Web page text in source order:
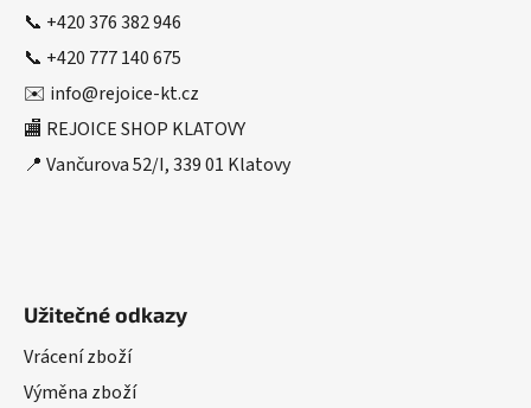
📞 +420 376 382 946
📞 +420 777 140 675
✉️ info@rejoice-kt.cz
🏬 REJOICE SHOP KLATOVY
📍 Vančurova 52/I, 339 01 Klatovy
Užitečné odkazy
Vrácení zboží
Výměna zboží